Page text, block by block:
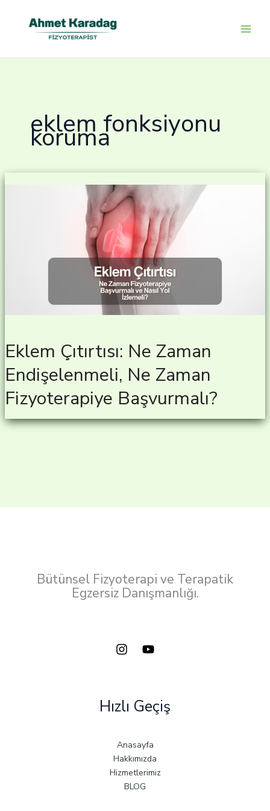
eklem fonksiyonu
koruma
Eklem Çıtırtısı: Ne Zaman
Endişelenmeli, Ne Zaman
Fizyoterapiye Başvurmalı?
Bütünsel Fizyoterapi ve Terapatik
Egzersiz Danışmanlığı.
Hızlı Geçiş
Anasayfa
Hakkımızda
Hizmetlerimiz
BLOG